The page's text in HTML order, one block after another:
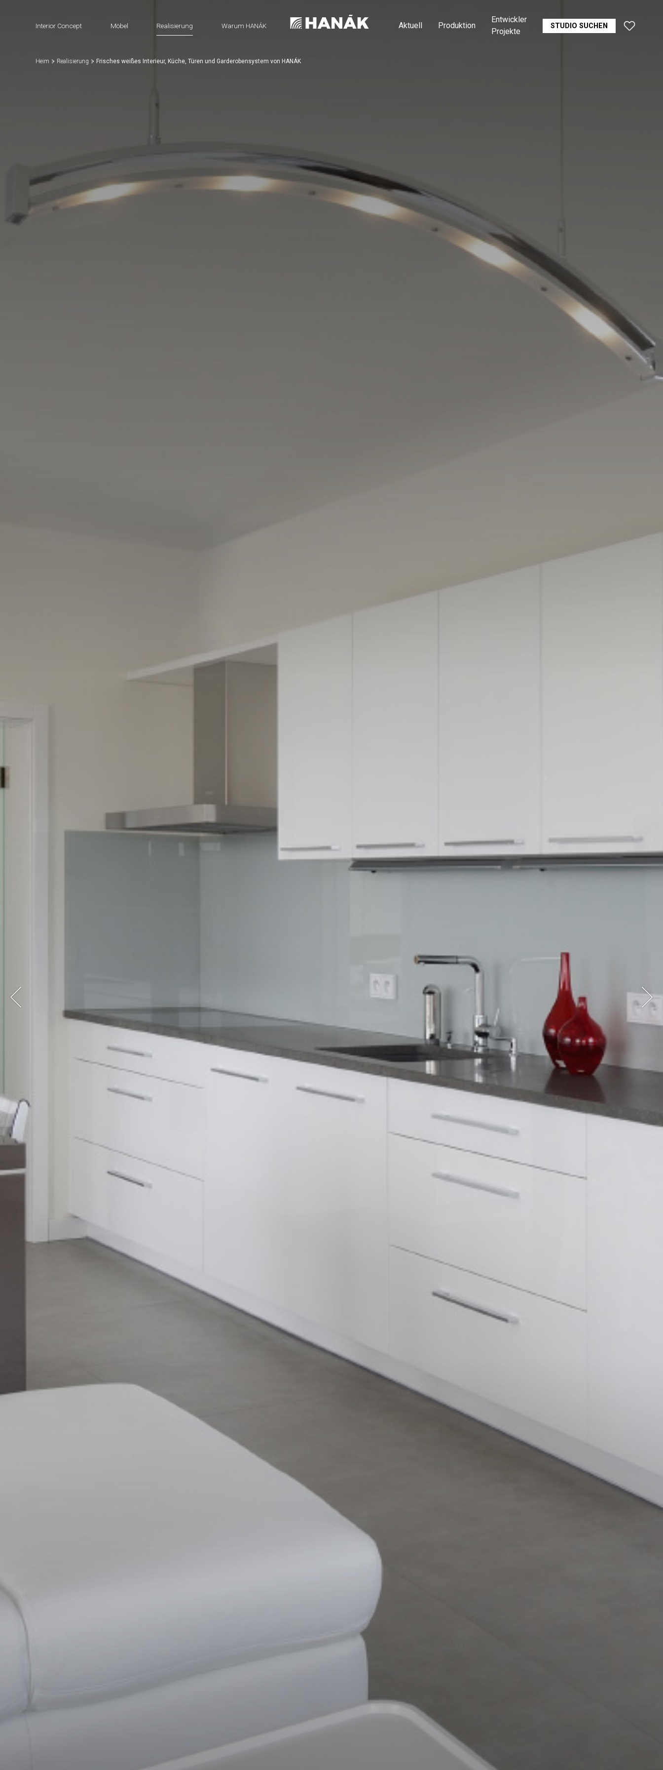
Interior Concept Möbel Realisierung Warum HANÁK Aktuell Produktion
Entwickler
Projekte
STUDIO SUCHEN
Heim Realisierung Frisches weißes Interieur, Küche, Türen und Garderobensystem von HANÁK